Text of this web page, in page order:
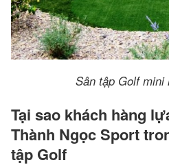
Sân tập Golf mini
Tại sao khách hàng
Thành Ngọc Sport
tập Golf